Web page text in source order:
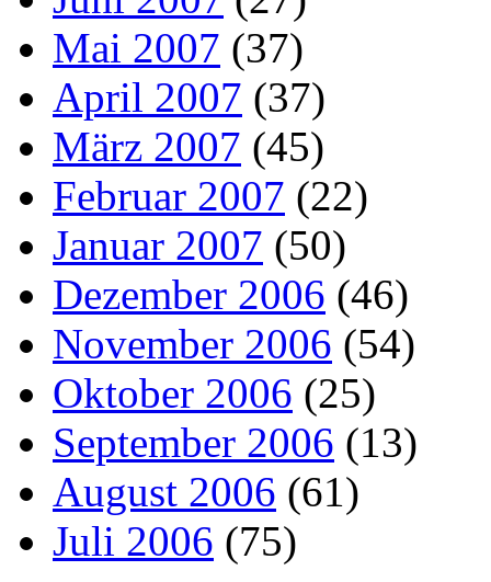
Mai 2007 (37)
April 2007 (37)
März 2007 (45)
Februar 2007 (22)
Januar 2007 (50)
Dezember 2006 (46)
November 2006 (54)
Oktober 2006 (25)
September 2006 (13)
August 2006 (61)
Juli 2006 (75)